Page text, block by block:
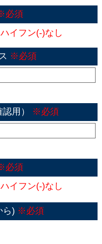
必須
ハイフン(-)なし
※必須
用） ※必須
必須
ハイフン(-)なし
ら) ※必須